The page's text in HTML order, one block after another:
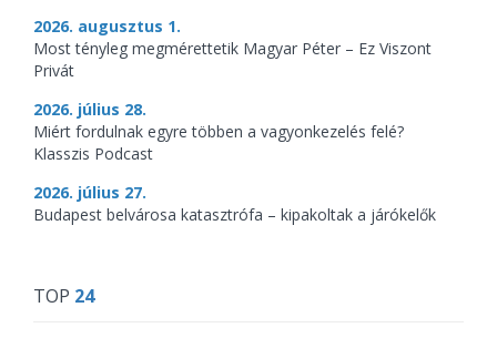
2026. augusztus 1.
Most tényleg megmérettetik Magyar Péter – Ez Viszont
Privát
2026. július 28.
Miért fordulnak egyre többen a vagyonkezelés felé?
Klasszis Podcast
2026. július 27.
Budapest belvárosa katasztrófa – kipakoltak a járókelők
TOP 24